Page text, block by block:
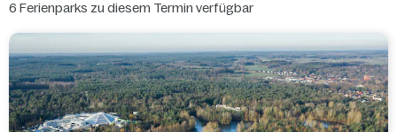
6 Ferienparks zu diesem Termin verfügbar